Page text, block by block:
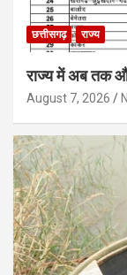
छत्तीसगढ़ राज्य
राज्य में अब तक
August 7, 2026